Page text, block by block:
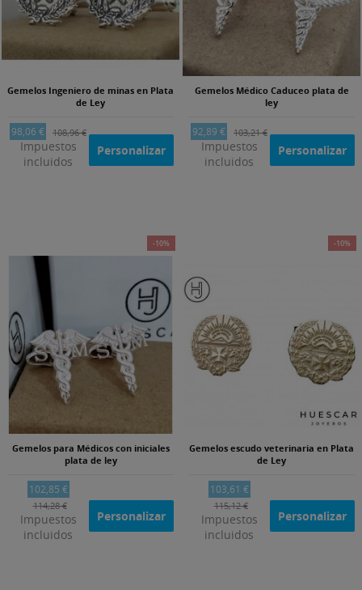
Gemelos Ingeniero de minas en Plata
de Ley
98,06 € 108,96 €
Impuestos
incluidos
Personalizar
Gemelos Médico Caduceo plata de
ley
92,89 € 103,21 €
Impuestos
incluidos
Personalizar
-10%
Gemelos para Médicos con iniciales
plata de ley
102,85 €
114,28 €
Impuestos
incluidos
Personalizar
-10%
Gemelos escudo veterinaria en Plata
de Ley
103,61 €
115,12 €
Impuestos
incluidos
Personalizar